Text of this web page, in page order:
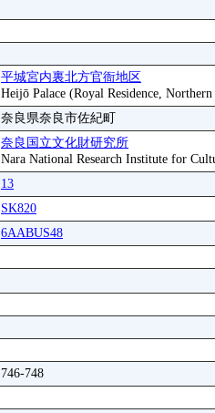
平城宮内裏北方官衙地区
Heijō Palace (Royal Residence,
奈良県奈良市佐紀町
奈良国立文化財研究所
Nara National Research Institute for
13
SK820
6AABUS48
746-748